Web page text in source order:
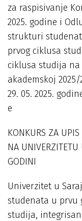
za raspisivanje
2025. godine i
strukturi
prvog ciklusa
ciklusa studija na
akademskoj
29. 05. 2025.
e
KONKURS ZA
NA UNIVERZITETU
GODINI
Univerzitet u
studenata u prvu
studija,